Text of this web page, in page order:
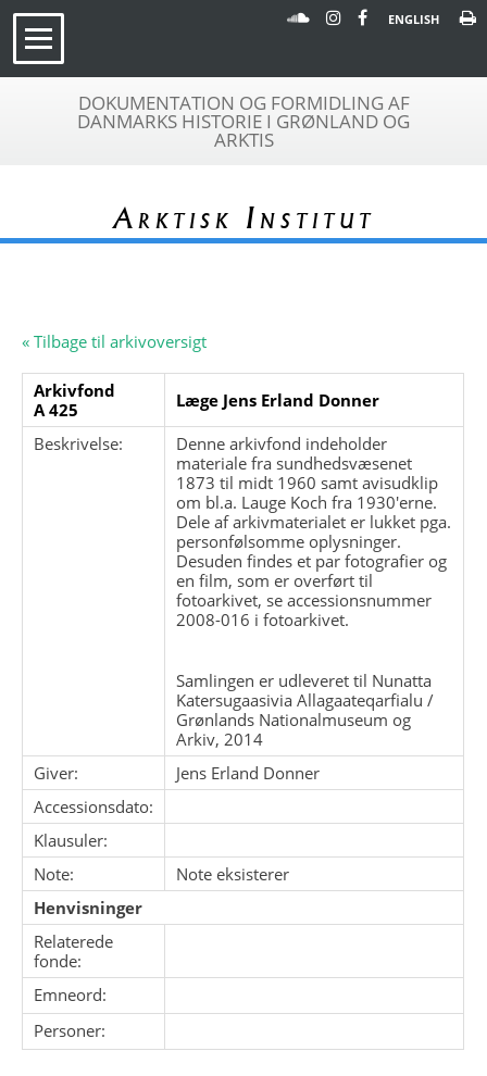
ENGLISH
DOKUMENTATION OG FORMIDLING AF
DANMARKS HISTORIE I GRØNLAND OG
ARKTIS
Arktisk Institut
« Tilbage til arkivoversigt
Arkivfond
A 425
Læge Jens Erland Donner
Beskrivelse:
Denne arkivfond indeholder
materiale fra sundhedsvæsenet
1873 til midt 1960 samt avisudklip
om bl.a. Lauge Koch fra 1930'erne.
Dele af arkivmaterialet er lukket pga.
personfølsomme oplysninger.
Desuden findes et par fotografier og
en film, som er overført til
fotoarkivet, se accessionsnummer
2008-016 i fotoarkivet.
Samlingen er udleveret til Nunatta
Katersugaasivia Allagaateqarfialu /
Grønlands Nationalmuseum og
Arkiv, 2014
Giver:
Jens Erland Donner
Accessionsdato:
Klausuler:
Note:
Note eksisterer
Henvisninger
Relaterede
fonde:
Emneord:
Personer: